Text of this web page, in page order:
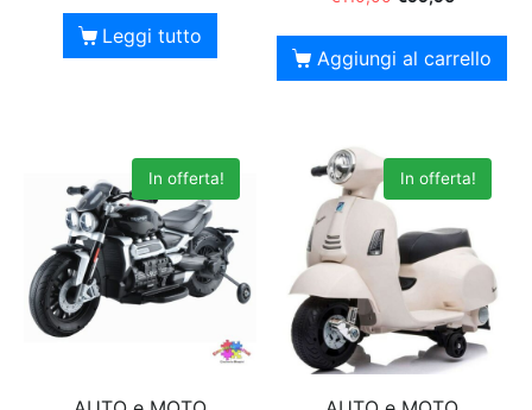
Leggi tutto
Aggiungi al carrello
In offerta! In offerta!